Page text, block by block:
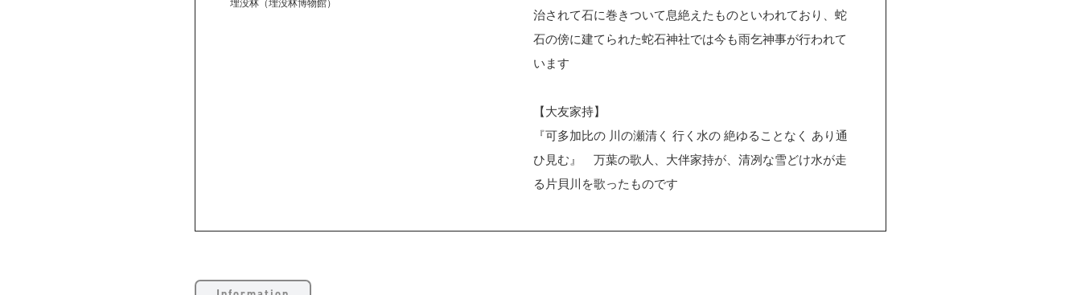
埋没林（埋没林博物館）
治されて石に巻きついて息絶えたものといわれており、蛇
石の傍に建てられた蛇石神社では今も雨乞神事が行われて
います
【大友家持】
『可多加比の 川の瀬清く 行く水の 絶ゆることなく あり通
ひ見む』 万葉の歌人、大伴家持が、清冽な雪どけ水が走
る片貝川を歌ったものです